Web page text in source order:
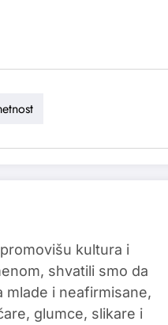
kultura i
shvatili smo da
mlade i neafirmisane,
glumce, slikare i